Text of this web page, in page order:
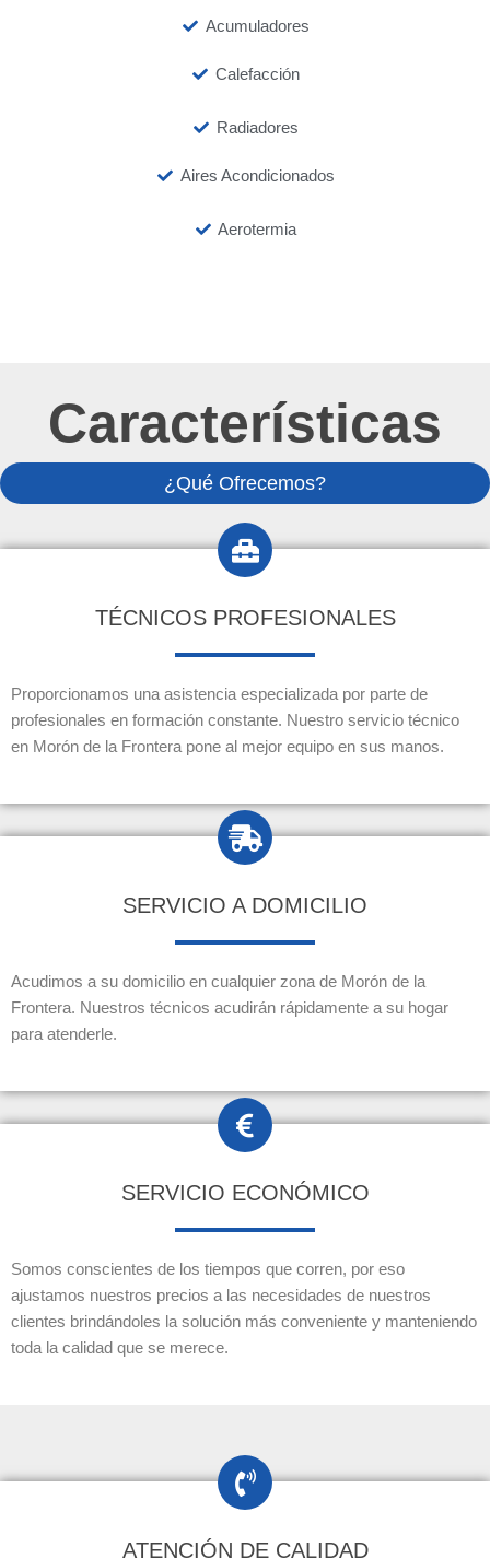
Acumuladores
Calefacción
Radiadores
Aires Acondicionados
Aerotermia
Características
¿Qué Ofrecemos?
TÉCNICOS PROFESIONALES
Proporcionamos una asistencia especializada por parte de
profesionales en formación constante. Nuestro servicio técnico
en Morón de la Frontera pone al mejor equipo en sus manos.
SERVICIO A DOMICILIO
Acudimos a su domicilio en cualquier zona de Morón de la
Frontera. Nuestros técnicos acudirán rápidamente a su hogar
para atenderle.
SERVICIO ECONÓMICO
Somos conscientes de los tiempos que corren, por eso
ajustamos nuestros precios a las necesidades de nuestros
clientes brindándoles la solución más conveniente y manteniendo
toda la calidad que se merece.
ATENCIÓN DE CALIDAD